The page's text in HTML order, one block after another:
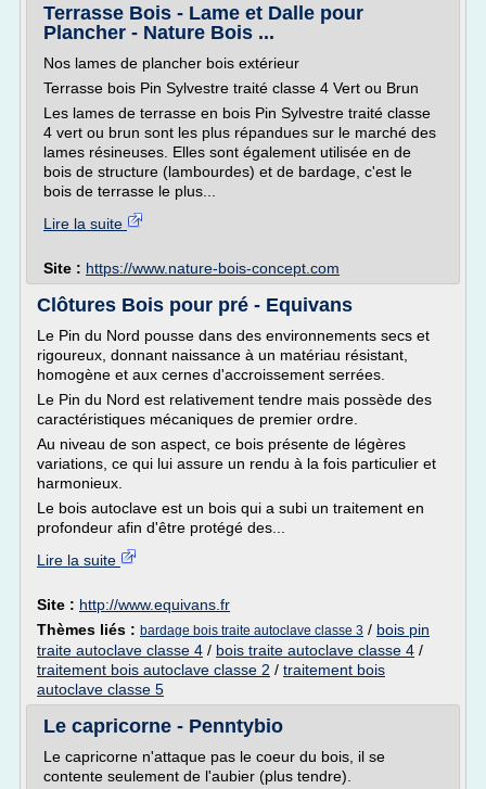
Terrasse Bois - Lame et Dalle pour
Plancher - Nature Bois ...
Nos lames de plancher bois extérieur
Terrasse bois Pin Sylvestre traité classe 4 Vert ou Brun
Les lames de terrasse en bois Pin Sylvestre traité classe
4 vert ou brun sont les plus répandues sur le marché des
lames résineuses. Elles sont également utilisée en de
bois de structure (lambourdes) et de bardage, c'est le
bois de terrasse le plus...
Lire la suite
Site : https://www.nature-bois-concept.com
Clôtures Bois pour pré - Equivans
Le Pin du Nord pousse dans des environnements secs et
rigoureux, donnant naissance à un matériau résistant,
homogène et aux cernes d'accroissement serrées.
Le Pin du Nord est relativement tendre mais possède des
caractéristiques mécaniques de premier ordre.
Au niveau de son aspect, ce bois présente de légères
variations, ce qui lui assure un rendu à la fois particulier et
harmonieux.
Le bois autoclave est un bois qui a subi un traitement en
profondeur afin d'être protégé des...
Lire la suite
Site : http://www.equivans.fr
Thèmes liés : bardage bois traite autoclave classe 3 / bois pin
traite autoclave classe 4 / bois traite autoclave classe 4 /
traitement bois autoclave classe 2 / traitement bois
autoclave classe 5
Le capricorne - Penntybio
Le capricorne n'attaque pas le coeur du bois, il se
contente seulement de l'aubier (plus tendre).